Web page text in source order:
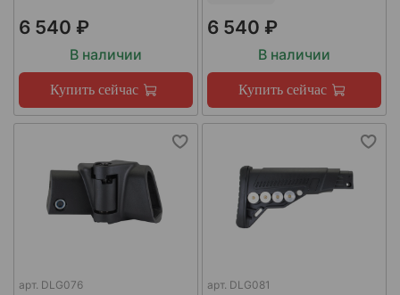
6 540 ₽
В наличии
Купить сейчас
6 540 ₽
В наличии
Купить сейчас
арт. DLG076 арт. DLG081